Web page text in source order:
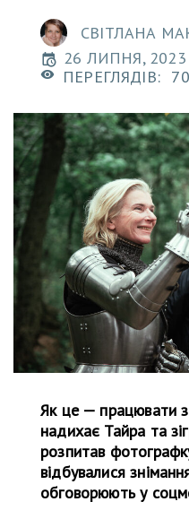
СВІТЛАНА
26 ЛИПНЯ, 2023
ПЕРЕГЛЯДІВ: 70
Як це — працювати
надихає Тайра та
розпитав
відбувалися
обговорюють у